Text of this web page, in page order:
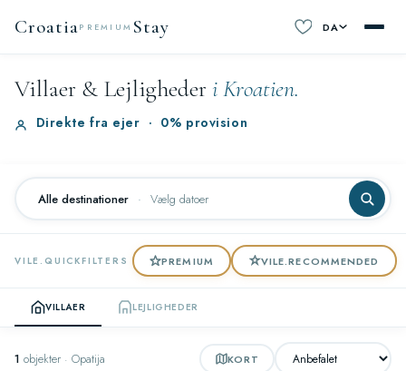
CroatiaPREMIUM Stay DA
Villaer & Lejligheder i Kroatien.
Direkte fra ejer · 0% provision
Alle destinationer · Vælg datoer
VILE.QUICKFILTERS PREMIUM VILE.RECOMMENDED
VILLAER LEJLIGHEDER
1 objekter · Opatija KORT